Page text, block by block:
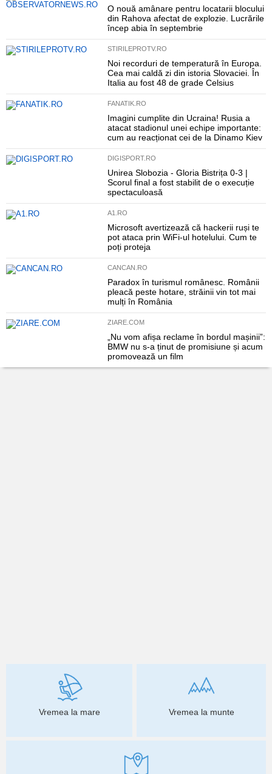
O nouă amânare pentru locatarii blocului
din Rahova afectat de explozie. Lucrările
încep abia în septembrie
STIRILEPROTV.RO
Noi recorduri de temperatură în Europa.
Cea mai caldă zi din istoria Slovaciei. În
Italia au fost 48 de grade Celsius
FANATIK.RO
Imagini cumplite din Ucraina! Rusia a
atacat stadionul unei echipe importante:
cum au reacționat cei de la Dinamo Kiev
DIGISPORT.RO
Unirea Slobozia - Gloria Bistrița 0-3 |
Scorul final a fost stabilit de o execuție
spectaculoasă
A1.RO
Microsoft avertizează că hackerii ruși te
pot ataca prin WiFi-ul hotelului. Cum te
poți proteja
CANCAN.RO
Paradox în turismul românesc. Românii
pleacă peste hotare, străinii vin tot mai
mulți în România
ZIARE.COM
„Nu vom afișa reclame în bordul mașinii”:
BMW nu s-a ținut de promisiune și acum
promovează un film
Vremea la mare Vremea la munte